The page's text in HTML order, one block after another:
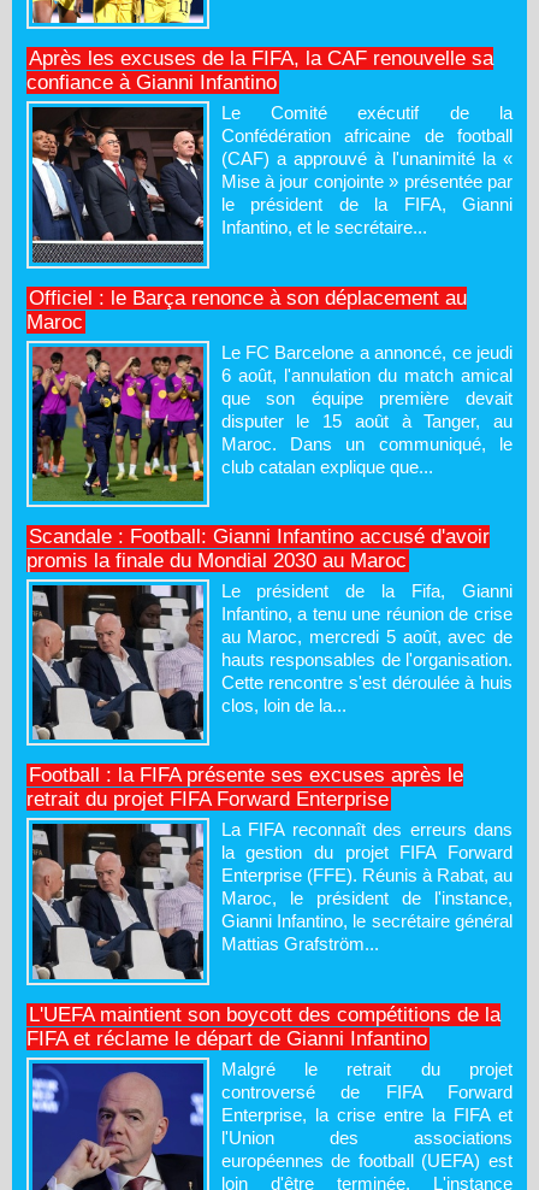
Après les excuses de la FIFA, la CAF renouvelle sa
confiance à Gianni Infantino
Le Comité exécutif de la
Confédération africaine de football
(CAF) a approuvé à l'unanimité la «
Mise à jour conjointe » présentée par
le président de la FIFA, Gianni
Infantino, et le secrétaire...
Officiel : le Barça renonce à son déplacement au
Maroc
Le FC Barcelone a annoncé, ce jeudi
6 août, l'annulation du match amical
que son équipe première devait
disputer le 15 août à Tanger, au
Maroc. Dans un communiqué, le
club catalan explique que...
Scandale : Football: Gianni Infantino accusé d'avoir
promis la finale du Mondial 2030 au Maroc
Le président de la Fifa, Gianni
Infantino, a tenu une réunion de crise
au Maroc, mercredi 5 août, avec de
hauts responsables de l'organisation.
Cette rencontre s'est déroulée à huis
clos, loin de la...
Football : la FIFA présente ses excuses après le
retrait du projet FIFA Forward Enterprise
La FIFA reconnaît des erreurs dans
la gestion du projet FIFA Forward
Enterprise (FFE). Réunis à Rabat, au
Maroc, le président de l'instance,
Gianni Infantino, le secrétaire général
Mattias Grafström...
L'UEFA maintient son boycott des compétitions de la
FIFA et réclame le départ de Gianni Infantino
Malgré le retrait du projet
controversé de FIFA Forward
Enterprise, la crise entre la FIFA et
l'Union des associations
européennes de football (UEFA) est
loin d'être terminée. L'instance